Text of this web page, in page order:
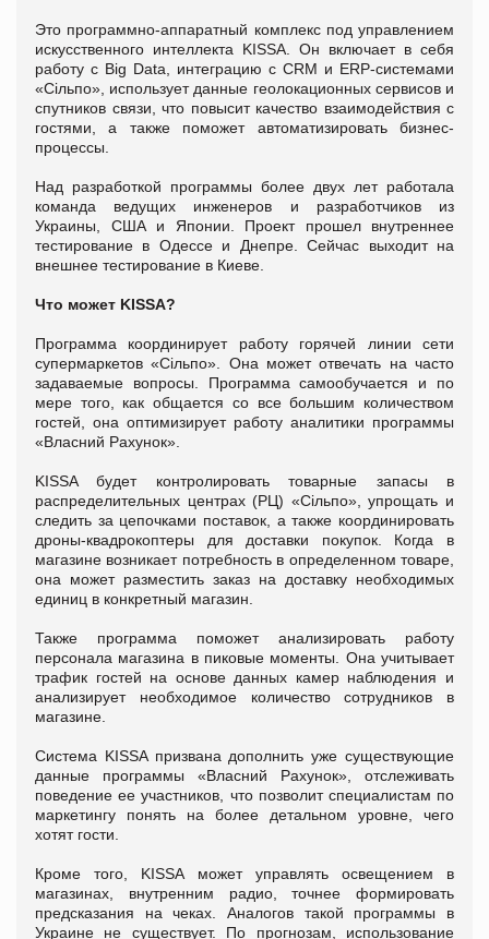
Это программно-аппаратный комплекс под управлением
искусственного интеллекта KISSA. Он включает в себя
работу с Big Data, интеграцию с CRM и ERP-системами
«Сільпо», использует данные геолокационных сервисов и
спутников связи, что повысит качество взаимодействия с
гостями, а также поможет автоматизировать бизнес-
процессы.
Над разработкой программы более двух лет работала
команда ведущих инженеров и разработчиков из
Украины, США и Японии. Проект прошел внутреннее
тестирование в Одессе и Днепре. Сейчас выходит на
внешнее тестирование в Киеве.
Что может KISSA?
Программа координирует работу горячей линии сети
супермаркетов «Сільпо». Она может отвечать на часто
задаваемые вопросы. Программа самообучается и по
мере того, как общается со все большим количеством
гостей, она оптимизирует работу аналитики программы
«Власний Рахунок».
KISSA будет контролировать товарные запасы в
распределительных центрах (РЦ) «Сільпо», упрощать и
следить за цепочками поставок, а также координировать
дроны-квадрокоптеры для доставки покупок. Когда в
магазине возникает потребность в определенном товаре,
она может разместить заказ на доставку необходимых
единиц в конкретный магазин.
Также программа поможет анализировать работу
персонала магазина в пиковые моменты. Она учитывает
трафик гостей на основе данных камер наблюдения и
анализирует необходимое количество сотрудников в
магазине.
Система KISSA призвана дополнить уже существующие
данные программы «Власний Рахунок», отслеживать
поведение ее участников, что позволит специалистам по
маркетингу понять на более детальном уровне, чего
хотят гости.
Кроме того, KISSA может управлять освещением в
магазинах, внутренним радио, точнее формировать
предсказания на чеках. Аналогов такой программы в
Украине не существует. По прогнозам, использование